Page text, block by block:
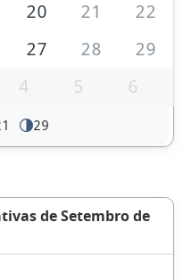
20 21
22
27 28
29
4 5 6
29
de Setembro de